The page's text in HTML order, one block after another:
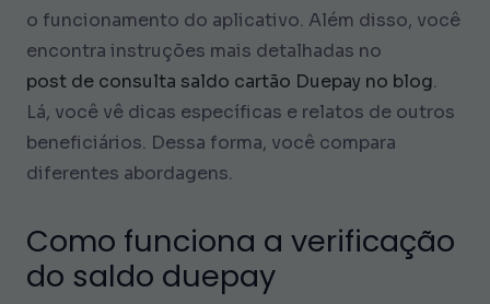
o funcionamento do aplicativo. Além disso, você
encontra instruções mais detalhadas no
post de consulta saldo cartão Duepay no blog.
Lá, você vê dicas específicas e relatos de outros
beneficiários. Dessa forma, você compara
diferentes abordagens.
Como funciona a verificação
do saldo duepay